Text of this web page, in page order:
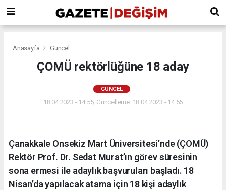
Anasayfa Güncel
ÇOMÜ rektörlüğüne 18 aday
GÜNCEL
18.04.2023 - 14:55, Güncelleme: 18.04.2023 - 14:55
Çanakkale Onsekiz Mart Üniversitesi’nde (ÇOMÜ)
Rektör Prof. Dr. Sedat Murat’ın görev süresinin
sona ermesi ile adaylık başvuruları başladı. 18
Nisan’da yapılacak atama için 18 kişi adaylık